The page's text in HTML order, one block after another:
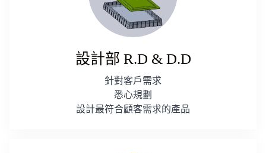
設計部 R.D & D.D
針對客戶需求
悉心規劃
設計最符合顧客需求的產品